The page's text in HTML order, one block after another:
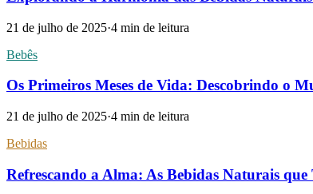
21 de julho de 2025·4 min de leitura
Bebês
Os Primeiros Meses de Vida: Descobrindo o
21 de julho de 2025·4 min de leitura
Bebidas
Refrescando a Alma: As Bebidas Naturais